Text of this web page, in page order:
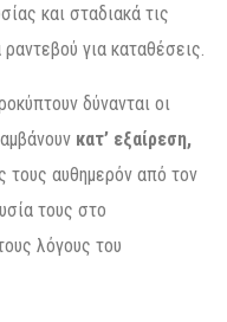
και σταδιακά τις
για καταθέσεις.
δύνανται οι
κατ’ εξαίρεση,
τους αυθημερόν από τον
τους στο
λόγους του